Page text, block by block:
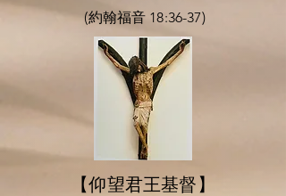
(約翰福音 18:36-37)
【仰望君王基督】